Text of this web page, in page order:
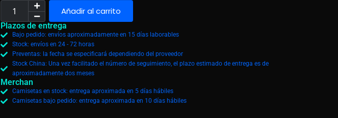
Añadir al carrito
Plazos de entrega
Bajo pedido: envíos aproximadamente en 15 días laborables
Stock: envíos en 24 - 72 horas
Preventas: la fecha se especificará dependiendo del proveedor
Stock China: Una vez facilitado el número de seguimiento, el plazo estimado de entrega es de
aproximadamente dos meses
Merchan
Camisetas en stock: entrega aproximada en 5 días hábiles
Camisetas bajo pedido: entrega aproximada en 10 días hábiles